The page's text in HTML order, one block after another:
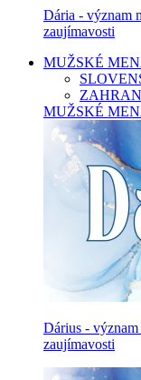
Dária - význam
zaujímavosti
MUŽSKÉ
MUŽSKÉ
Dárius -
zaujímavosti